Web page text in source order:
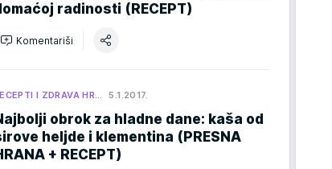
radinosti (RECEPT)
Komentariši
I ZDRAVA HR… 5.1.2017.
obrok za hladne dane: kaša od
heljde i klementina (PRESNA
+ RECEPT)